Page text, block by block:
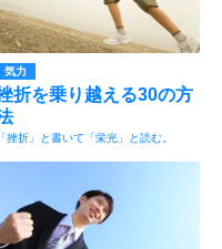
気力
折を乗り越える30の方
「挫折」と書いて「栄光」と読む。